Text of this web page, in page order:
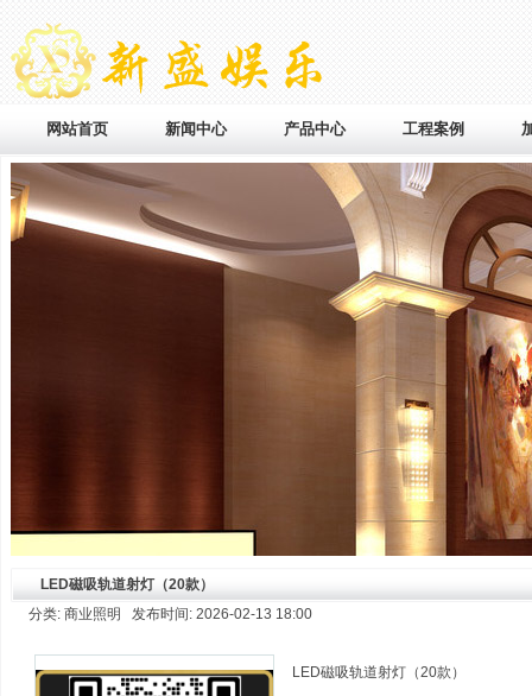
网站首页 新闻中心 产品中心 工程案例
LED磁吸轨道射灯（20款）
分类: 商业照明 发布时间: 2026-02-13 18:00
LED磁吸轨道射灯（20款）